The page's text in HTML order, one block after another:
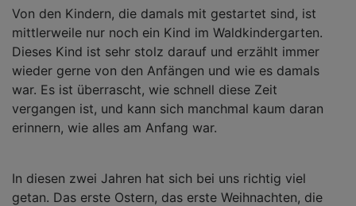
Von den Kindern, die damals mit gestartet sind, ist
mittlerweile nur noch ein Kind im Waldkindergarten.
Dieses Kind ist sehr stolz darauf und erzählt immer
wieder gerne von den Anfängen und wie es damals
war. Es ist überrascht, wie schnell diese Zeit
vergangen ist, und kann sich manchmal kaum daran
erinnern, wie alles am Anfang war.
In diesen zwei Jahren hat sich bei uns richtig viel
getan. Das erste Ostern, das erste Weihnachten, die